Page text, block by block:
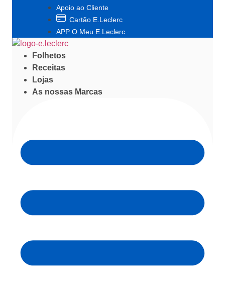
Apoio ao Cliente
Cartão E.Leclerc
APP O Meu E.Leclerc
Folhetos
Receitas
Lojas
As nossas Marcas